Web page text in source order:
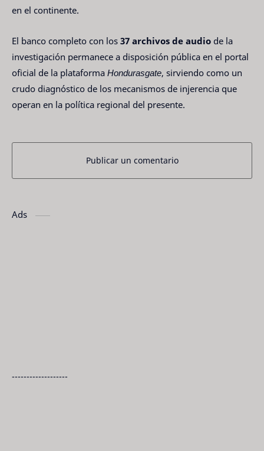
en el continente.
El banco completo con los 37 archivos de audio de la
investigación permanece a disposición pública en el portal
oficial de la plataforma Hondurasgate, sirviendo como un
crudo diagnóstico de los mecanismos de injerencia que
operan en la política regional del presente.
Publicar un comentario
Ads
-------------------